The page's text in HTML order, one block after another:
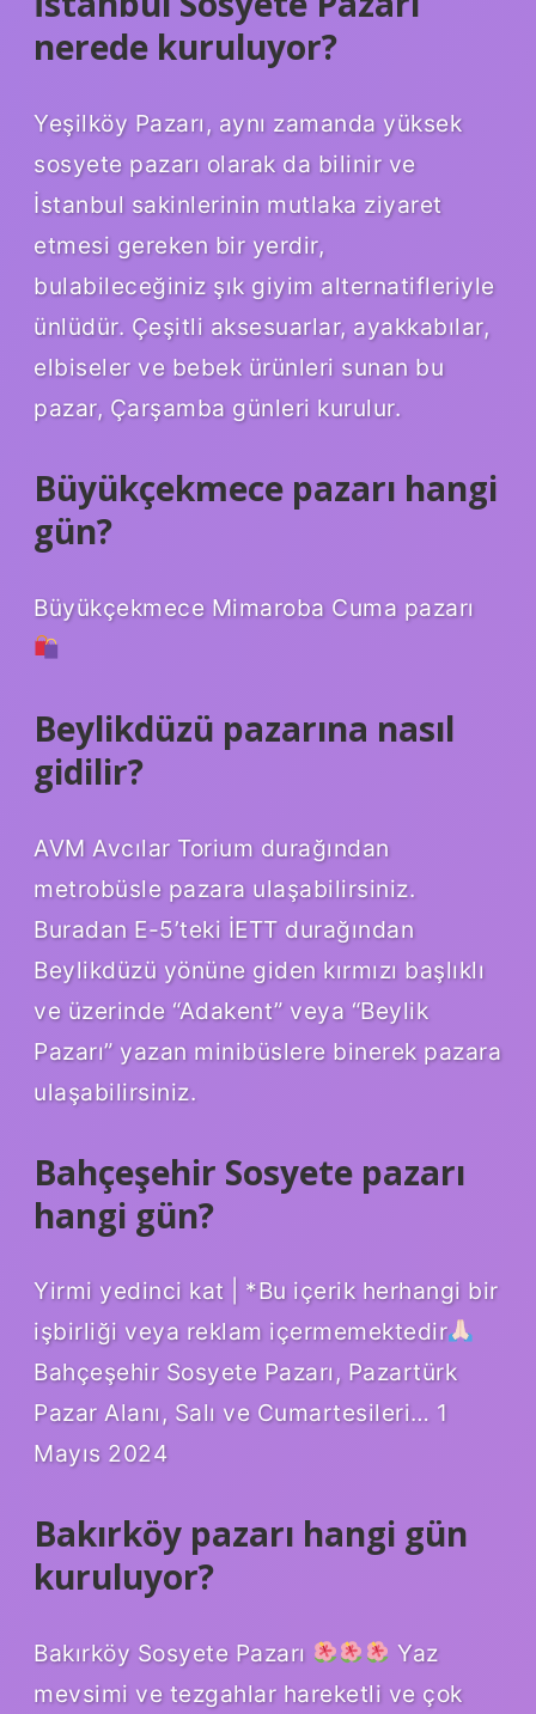
nerede kuruluyor?
Yeşilköy Pazarı, aynı zamanda yüksek
sosyete pazarı olarak da bilinir ve
İstanbul sakinlerinin mutlaka ziyaret
etmesi gereken bir yerdir,
bulabileceğiniz şık giyim alternatifleriyle
ünlüdür. Çeşitli aksesuarlar, ayakkabılar,
elbiseler ve bebek ürünleri sunan bu
pazar, Çarşamba günleri kurulur.
Büyükçekmece pazarı hangi
gün?
Büyükçekmece Mimaroba Cuma pazarı
Beylikdüzü pazarına nasıl
gidilir?
AVM Avcılar Torium durağından
metrobüsle pazara ulaşabilirsiniz.
Buradan E-5’teki İETT durağından
Beylikdüzü yönüne giden kırmızı başlıklı
ve üzerinde “Adakent” veya “Beylik
Pazarı” yazan minibüslere binerek pazara
ulaşabilirsiniz.
Bahçeşehir Sosyete pazarı
hangi gün?
Yirmi yedinci kat | *Bu içerik herhangi bir
işbirliği veya reklam içermemektedir
Bahçeşehir Sosyete Pazarı, Pazartürk
Pazar Alanı, Salı ve Cumartesileri… 1
Mayıs 2024
Bakırköy pazarı hangi gün
kuruluyor?
Bakırköy Sosyete Pazarı
Yaz
mevsimi ve tezgahlar hareketli ve çok